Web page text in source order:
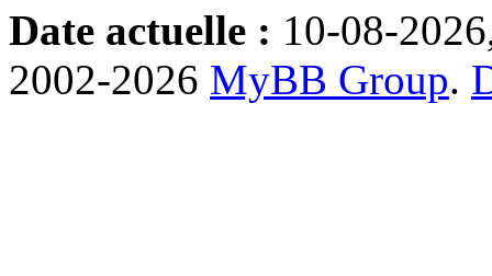
Date actuelle : 10-08-
2002-2026 MyBB Group.